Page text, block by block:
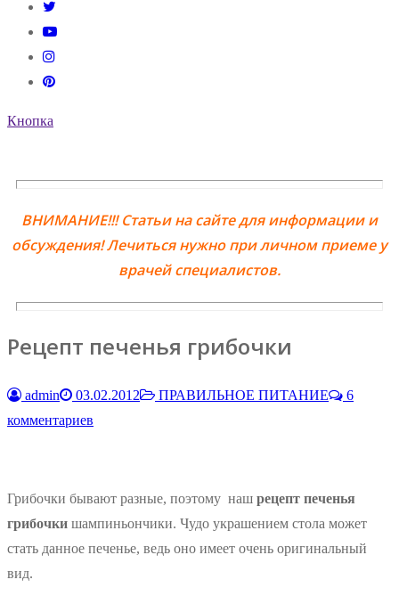
Кнопка
ВНИМАНИЕ!!! Статьи на сайте для информации и
обсуждения! Лечиться нужно при личном приеме у
врачей специалистов.
Рецепт печенья грибочки
admin 03.02.2012 ПРАВИЛЬНОЕ ПИТАНИЕ
6
комментариев
Грибочки бывают разные, поэтому наш рецепт печенья
грибочки шампиньончики. Чудо украшением стола может
стать данное печенье, ведь оно имеет очень оригинальный
вид.